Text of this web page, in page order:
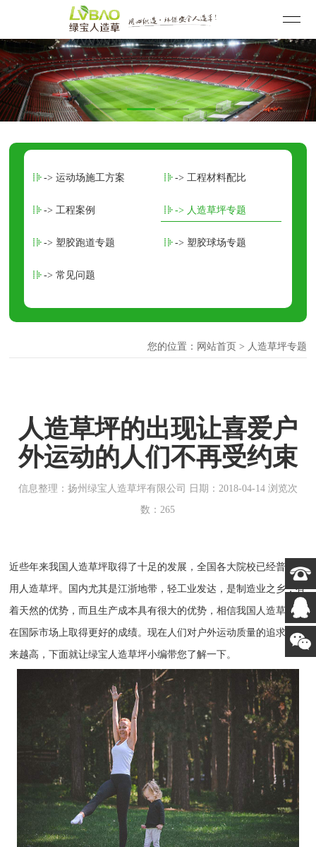
-> 运动场施工方案 -> 工程材料配比
-> 工程案例 -> 人造草坪专题
-> 塑胶跑道专题 -> 塑胶球场专题
-> 常见问题
您的位置： 网站首页> 人造草坪专题
人造草坪的出现让喜爱户
外运动的人们不再受约束
信息整理：扬州绿宝人造草坪有限公司 日期：2018-04-14 浏览次
数：265
近些年来我国人造草坪取得了十足的发展，全国各大院校已经普遍使
用人造草坪。国内尤其是江浙地带，轻工业发达，是制造业之乡，有
着天然的优势，而且生产成本具有很大的优势，相信我国人造草坪将
在国际市场上取得更好的成绩。现在人们对户外运动质量的追求也越
来越高，下面就让绿宝人造草坪小编带您了解一下。